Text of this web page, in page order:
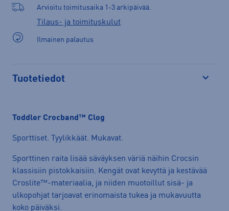
Arvioitu toimitusaika 1-3 arkipäivää.
Tilaus- ja toimituskulut
Ilmainen palautus
Tuotetiedot
Toddler Crocband™ Clog
Sporttiset. Tyylikkäät. Mukavat.
Sporttinen raita lisää säväyksen väriä näihin Crocsin
klassisiin pistokkaisiin. Kengät ovat kevyttä ja kestävää
Croslite™-materiaalia, ja niiden muotoillut sisä- ja
ulkopohjat tarjoavat erinomaista tukea ja mukavuutta
koko päiväksi.